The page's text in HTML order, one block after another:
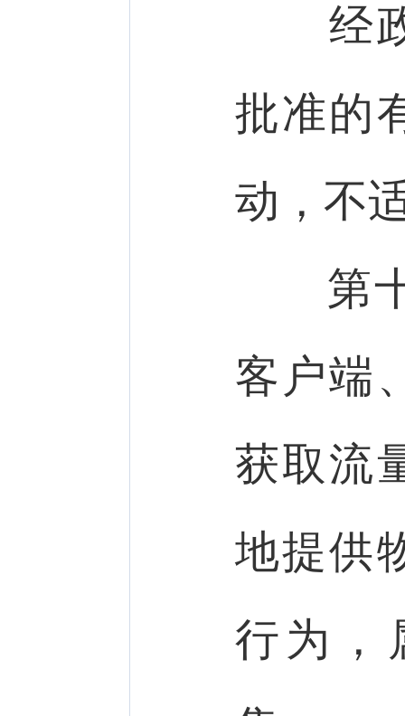
经政
批准的
动，不
第十
客户端
获取流
地提供
行为，